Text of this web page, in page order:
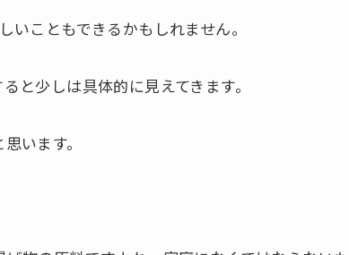
こともできるかもしれません。
と少しは具体的に見えてきます。
います。